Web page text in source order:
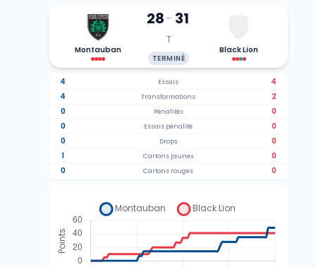
Montauban
28- 31
T
TERMINÉ
Black Lion
4 Essais
4
4
Transformations
2
0
Pénalités
0
0
Essais pénalité
0
0
Drops
0
1
Cartons jaunes
0
0
Cartons rouges 0